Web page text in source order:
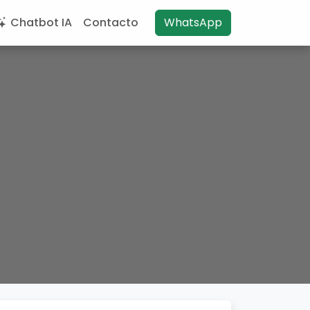
Chatbot IA Contacto WhatsApp